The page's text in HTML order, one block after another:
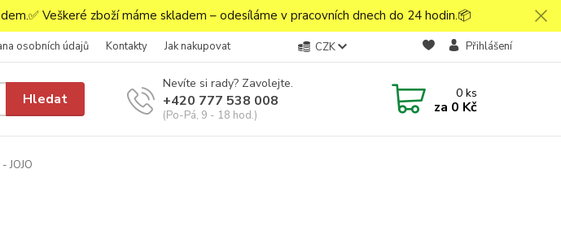
Veškeré zboží máme skladem – odesíláme v pracovních dnech do 24 hodin.📦
osobních údajů Kontakty Jak nakupovat CZK Přihlášení
Hledat
Nevíte si rady? Zavolejte.
+420 777 538 008
(Po-Pá, 9 - 18 hod.)
0ks
za 0 Kč
- JOJO